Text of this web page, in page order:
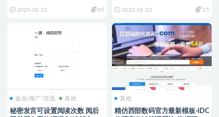
2025-01-12 85 2025-01-12 25
会员/推广/交流 其他
秘密发言可设置阅读次数 阅后
其他
精仿西部数码官方最新模板-IDC